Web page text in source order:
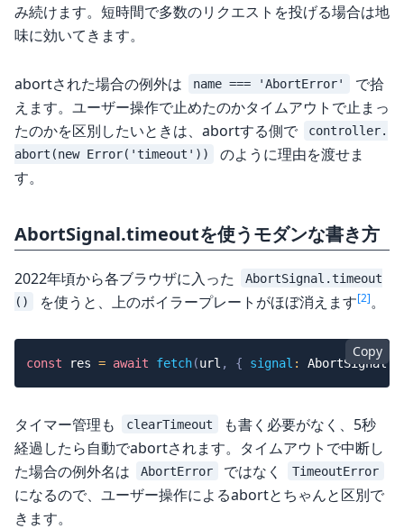
み続けます。短時間で多数のリクエストを投げる場合は地
味に効いてきます。
abortされた場合の例外は name === 'AbortError'
で拾
えます。ユーザー操作で止めたのかタイムアウトで止まっ
たのかを区別したいときは、abortする側で
controller.
abort(new Error('timeout'))
のように理由を渡せま
す。
AbortSignal.timeoutを使うモダンな書き方
2022年頃から各ブラウザに入った
AbortSignal.timeout
()
を使うと、上のボイラープレートがほぼ消えます[2]。
Copy
const res = await fetch(url , { signal : AbortSignal.
タイマー管理も clearTimeout
も書く必要がなく、5秒
経過したら自動でabortされます。タイムアウトで中断し
た場合の例外名は
AbortError ではなく TimeoutError
になるので、ユーザー操作によるabortとちゃんと区別で
きます。